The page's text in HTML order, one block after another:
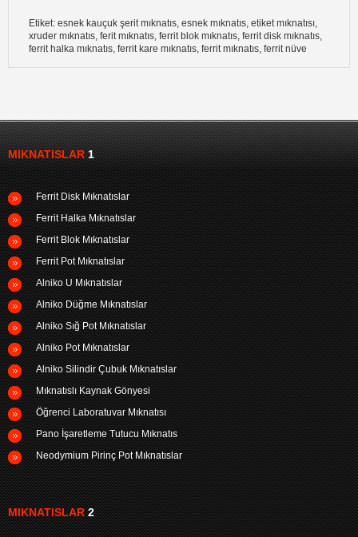
Etiket: esnek kauçuk şerit mıknatıs, esnek mıknatıs, etiket mıknatısı,
xruder mıknatıs, ferit mıknatıs, ferrit blok mıknatıs, ferrit disk mıknatıs,
ferrit halka mıknatıs, ferrit kare mıknatıs, ferrit mıknatıs, ferrit nüve
MIKNATISLAR1
Ferrit Disk Mıknatıslar
Ferrit Halka Mıknatıslar
Ferrit Blok Mıknatıslar
Ferrit Pot Mıknatıslar
Alniko U Mıknatıslar
Alniko Düğme Mıknatıslar
Alniko Sığ Pot Mıknatıslar
Alniko Pot Mıknatıslar
Alniko Silindir Çubuk Mıknatıslar
Mıknatıslı Kaynak Gönyesi
Öğrenci Laboratuvar Mıknatısı
Pano İşaretleme Tutucu Mıknatıs
Neodymium Pirinç Pot Mıknatıslar
MIKNATISLAR2